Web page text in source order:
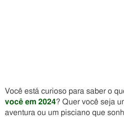
Você está curioso para saber o
você em 2024? Quer você seja
aventura ou um pisciano que